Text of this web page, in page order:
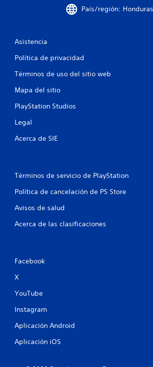
País/región: Honduras
Asistencia
Política de privacidad
Términos de uso del sitio web
Mapa del sitio
PlayStation Studios
Legal
Acerca de SIE
Términos de servicio de PlayStation
Política de cancelación de PS Store
Avisos de salud
Acerca de las clasificaciones
Facebook
X
YouTube
Instagram
Aplicación Android
Aplicación iOS